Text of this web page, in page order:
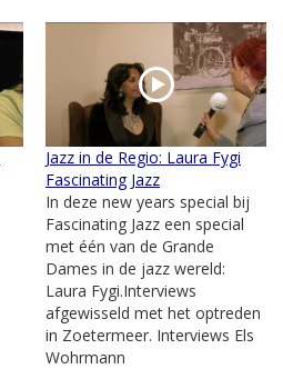
Jazz in de Regio: Laura Fygi
Fascinating Jazz
In deze new years special bij
Fascinating Jazz een special
met één van de Grande
Dames in de jazz wereld:
Laura Fygi.Interviews
afgewisseld met het optreden
in Zoetermeer. Interviews Els
Wohrmann